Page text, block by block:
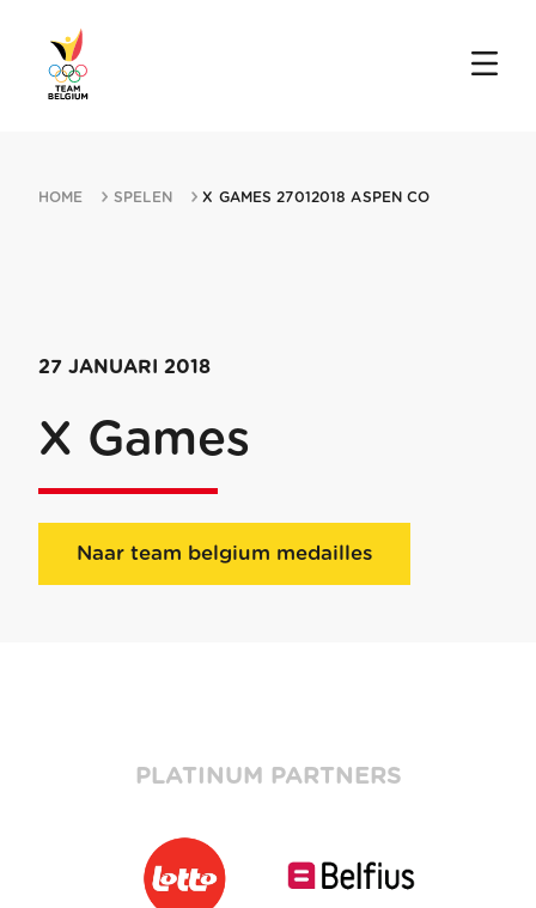
HOME SPELEN X GAMES 27012018 ASPEN CO
27 JANUARI 2018
X Games
Naar team belgium medailles
PLATINUM PARTNERS